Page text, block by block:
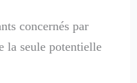
concernés par
la seule potentielle